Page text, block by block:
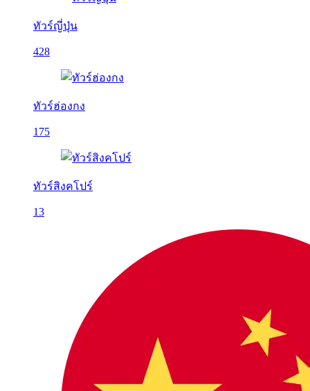
ทัวร์ญี่ปุ่น
428
ทัวร์ฮ่องกง
175
ทัวร์สิงคโปร์
13